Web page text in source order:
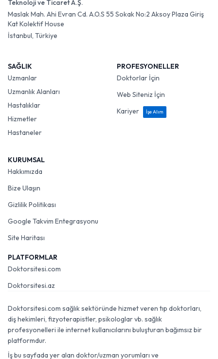
Teknoloji ve Ticaret A.Ş.
Maslak Mah. Ahi Evran Cd. A.O.S 55 Sokak No:2 Aksoy Plaza Giriş
Kat Kolektif House
İstanbul, Türkiye
SAĞLIK
Uzmanlar
Uzmanlık Alanları
Hastalıklar
Hizmetler
Hastaneler
PROFESYONELLER
Doktorlar İçin
Web Siteniz İçin
Kariyer
İşe Alım
KURUMSAL
Hakkımızda
Bize Ulaşın
Gizlilik Politikası
Google Takvim Entegrasyonu
Site Haritası
PLATFORMLAR
Doktorsitesi.com
Doktorsitesi.az
Doktorsitesi.com sağlık sektöründe hizmet veren tıp doktorları,
diş hekimleri, fizyoterapistler, psikologlar vb. sağlık
profesyonelleri ile internet kullanıcılarını buluşturan bağımsız bir
platformdur.
İş bu sayfada yer alan doktor/uzman yorumları ve